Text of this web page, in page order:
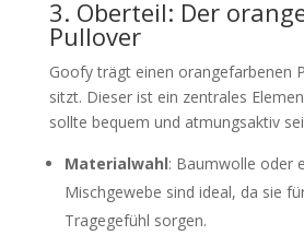
3. Oberteil: Der
Pullover
Goofy trägt einen orangefarbenen
sitzt. Dieser ist ein zentrales
sollte bequem und atmungsaktiv
Materialwahl: Baumwolle oder
Mischgewebe sind ideal, da sie
Tragegefühl sorgen.